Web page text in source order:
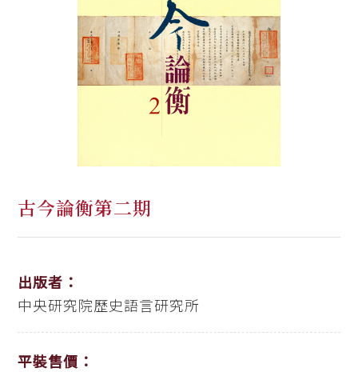
古今論衡第二期
出版者：
中央研究院歷史語言研究所
平裝售價：